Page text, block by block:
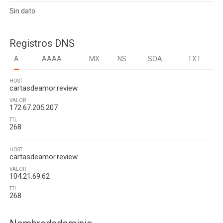
Sin dato
Registros DNS
A AAAA MX NS SOA TXT
HOST
cartasdeamor.review
VALOR
172.67.205.207
TTL
268
HOST
cartasdeamor.review
VALOR
104.21.69.62
TTL
268